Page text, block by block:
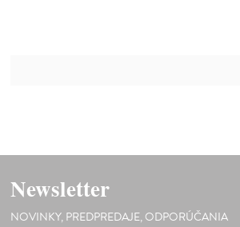
Newsletter
NOVINKY, PREDPREDAJE, ODPORÚČANIA